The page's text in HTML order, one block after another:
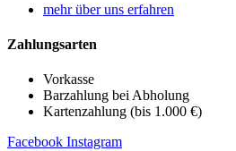
mehr über uns erfahren
Zahlungsarten
Vorkasse
Barzahlung bei Abholung
Kartenzahlung (bis 1.000 €)
Facebook Instagram